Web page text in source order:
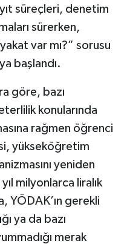
süreçleri, denetim
sürerken,
var mı?” sorusu
başlandı.
göre, bazı
konularında
rağmen öğrenci
yükseköğretim
yeniden
milyonlarca liralık
YÖDAK’ın gerekli
ya da bazı
merak